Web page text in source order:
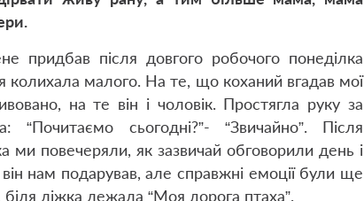
придбав після довгого робочого понеділка
я колихала малого. На те, що коханий вгадав мої
на те він і чоловік. Простягла руку за
сьогодні?”- “Звичайно”. Після
ми повечеряли, як зазвичай обговорили день і
нам подарував, але справжні емоції були ще
ліжка лежала “Моя дорога птаха”.